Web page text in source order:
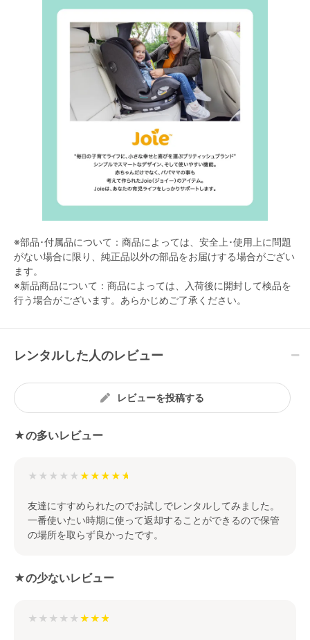
※部品･付属品について：商品によっては、安全上･使用上に問題
がない場合に限り、純正品以外の部品をお届けする場合がござい
ます。
※新品商品について：商品によっては、入荷後に開封して検品を
行う場合がございます。あらかじめご了承ください。
レンタルした人のレビュー
レビューを投稿する
★の多いレビュー
★★★★★
友達にすすめられたのでお試しでレンタルしてみました。
一番使いたい時期に使って返却することができるので保管
の場所を取らず良かったです。
★の少ないレビュー
★★★★★